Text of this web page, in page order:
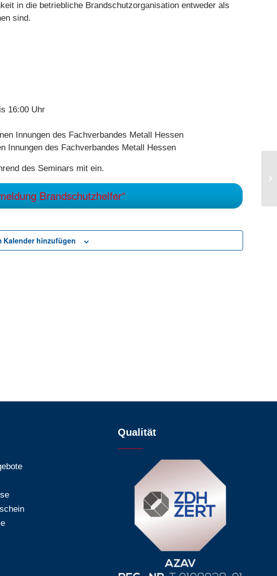
in die betriebliche Brandschutzorganisation entweder als
sind.
16:00 Uhr
Innungen des Fachverbandes Metall Hessen
Innungen des Fachverbandes Metall Hessen
des Seminars mit ein.
Brandschutzhelfer”
Kalender hinzufügen
Qualität